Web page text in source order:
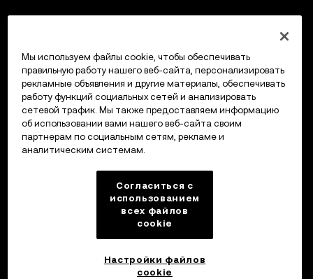
Мы используем файлы cookie, чтобы обеспечивать
правильную работу нашего веб-сайта, персонализировать
рекламные объявления и другие материалы, обеспечивать
работу функций социальных сетей и анализировать
сетевой трафик. Мы также предоставляем информацию
об использовании вами нашего веб-сайта своим
партнерам по социальным сетям, рекламе и
аналитическим системам.
Согласиться с
использованием
всех файлов
cookie
Настройки файлов
cookie